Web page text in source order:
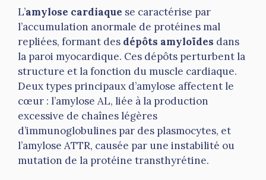
L’amylose cardiaque se caractérise par
l’accumulation anormale de protéines mal
repliées, formant des dépôts amyloïdes dans
la paroi myocardique. Ces dépôts perturbent la
structure et la fonction du muscle cardiaque.
Deux types principaux d’amylose affectent le
cœur : l’amylose AL, liée à la production
excessive de chaînes légères
d’immunoglobulines par des plasmocytes, et
l’amylose ATTR, causée par une instabilité ou
mutation de la protéine transthyrétine.